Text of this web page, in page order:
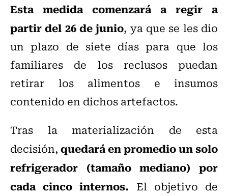
Esta medida comenzará a regir a
partir del 26 de junio, ya que se les dio
un plazo de siete días para que los
familiares de los reclusos puedan
retirar los alimentos e insumos
contenido en dichos artefactos.
Tras la materialización de esta
decisión,quedará en promedio un solo
refrigerador (tamaño mediano) por
cada cinco internos. El objetivo de